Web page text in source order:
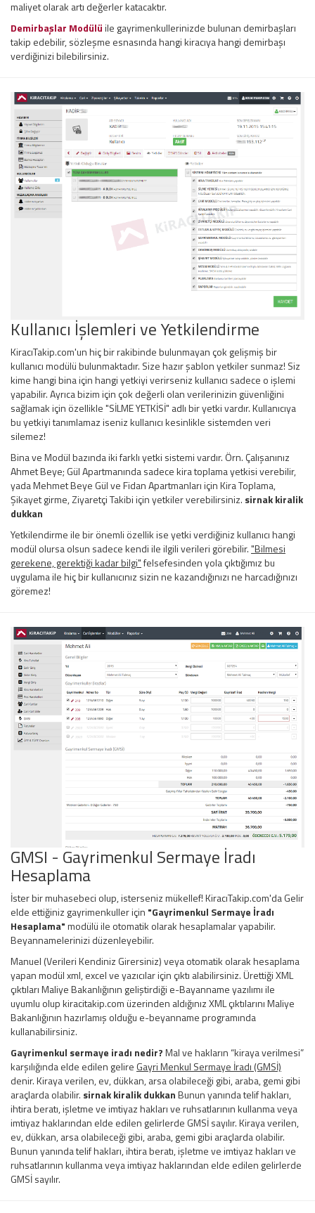
maliyet olarak artı değerler katacaktır.
Demirbaşlar Modülüile gayrimenkullerinizde bulunan demirbaşları
takip edebilir, sözleşme esnasında hangi kiracıya hangi demirbaşı
verdiğinizi bilebilirsiniz.
Kullanıcı İşlemleri ve Yetkilendirme
KiracıTakip.com'un hiç bir rakibinde bulunmayan çok gelişmiş bir
kullanıcı modülü bulunmaktadır. Size hazır şablon yetkiler sunmaz! Siz
kime hangi bina için hangi yetkiyi verirseniz kullanıcı sadece o işlemi
yapabilir. Ayrıca bizim için çok değerli olan verilerinizin güvenliğini
sağlamak için özellikle "SİLME YETKİSİ" adlı bir yetki vardır. Kullanıcıya
bu yetkiyi tanımlamaz iseniz kullanıcı kesinlikle sistemden veri
silemez!
Bina ve Modül bazında iki farklı yetki sistemi vardır. Örn. Çalışanınız
Ahmet Beye; Gül Apartmanında sadece kira toplama yetkisi verebilir,
yada Mehmet Beye Gül ve Fidan Apartmanları için Kira Toplama,
Şikayet girme, Ziyaretçi Takibi için yetkiler verebilirsiniz. sirnak kiralik
dukkan
Yetkilendirme ile bir önemli özellik ise yetki verdiğiniz kullanıcı hangi
modül olursa olsun sadece kendi ile ilgili verileri görebilir."Bilmesi
gerekene, gerektiği kadar bilgi"felsefesinden yola çıktığımız bu
uygulama ile hiç bir kullanıcınız sizin ne kazandığınızı ne harcadığınızı
göremez!
GMSI - Gayrimenkul Sermaye İradı
Hesaplama
İster bir muhasebeci olup, isterseniz mükellef! KiracıTakip.com'da Gelir
elde ettiğiniz gayrimenkuller için "Gayrimenkul Sermaye İradı
Hesaplama"modülü ile otomatik olarak hesaplamalar yapabilir.
Beyannamelerinizi düzenleyebilir.
Manuel (Verileri Kendiniz Girersiniz) veya otomatik olarak hesaplama
yapan modül xml, excel ve yazıcılar için çıktı alabilirsiniz. Ürettiği XML
çıktıları Maliye Bakanlığının geliştirdiği e-Bayanname yazılımı ile
uyumlu olup kiracitakip.com üzerinden aldığınız XML çıktılarını Maliye
Bakanlığının hazırlamış olduğu e-beyanname programında
kullanabilirsiniz.
Gayrimenkul sermaye iradı nedir?Mal ve hakların “kiraya verilmesi”
karşılığında elde edilen gelire Gayri Menkul Sermaye İradı (GMSİ)
denir. Kiraya verilen, ev, dükkan, arsa olabileceği gibi, araba, gemi gibi
araçlarda olabilir. sirnak kiralik dukkanBunun yanında telif hakları,
ihtira beratı, işletme ve imtiyaz hakları ve ruhsatlarının kullanma veya
imtiyaz haklarından elde edilen gelirlerde GMSİ sayılır. Kiraya verilen,
ev, dükkan, arsa olabileceği gibi, araba, gemi gibi araçlarda olabilir.
Bunun yanında telif hakları, ihtira beratı, işletme ve imtiyaz hakları ve
ruhsatlarının kullanma veya imtiyaz haklarından elde edilen gelirlerde
GMSİ sayılır.